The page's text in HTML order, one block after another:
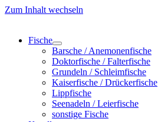
Zum Inhalt wechseln
Fische
Barsche / Anemonenfische
Doktorfische / Falterfische
Grundeln / Schleimfische
Kaiserfische / Drückerfische
Lippfische
Seenadeln / Leierfische
sonstige Fische